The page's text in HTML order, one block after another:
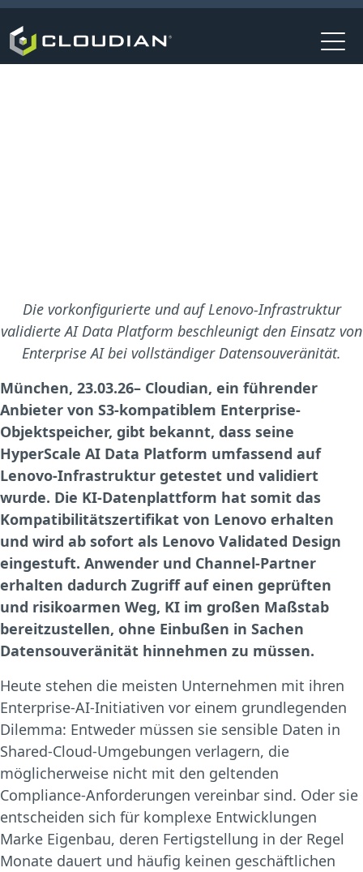
Die vorkonfigurierte und auf Lenovo-Infrastruktur
validierte AI Data Platform beschleunigt den Einsatz von
Enterprise AI bei vollständiger Datensouveränität.
München, 23.03.26– Cloudian, ein führender
Anbieter von S3-kompatiblem Enterprise-
Objektspeicher, gibt bekannt, dass seine
HyperScale AI Data Platform umfassend auf
Lenovo-Infrastruktur getestet und validiert
wurde. Die KI-Datenplattform hat somit das
Kompatibilitätszertifikat von Lenovo erhalten
und wird ab sofort als Lenovo Validated Design
eingestuft. Anwender und Channel-Partner
erhalten dadurch Zugriff auf einen geprüften
und risikoarmen Weg, KI im großen Maßstab
bereitzustellen, ohne Einbußen in Sachen
Datensouveränität hinnehmen zu müssen.
Heute stehen die meisten Unternehmen mit ihren
Enterprise-AI-Initiativen vor einem grundlegenden
Dilemma: Entweder müssen sie sensible Daten in
Shared-Cloud-Umgebungen verlagern, die
möglicherweise nicht mit den geltenden
Compliance-Anforderungen vereinbar sind. Oder sie
entscheiden sich für komplexe Entwicklungen
Marke Eigenbau, deren Fertigstellung in der Regel
Monate dauert und häufig keinen geschäftlichen